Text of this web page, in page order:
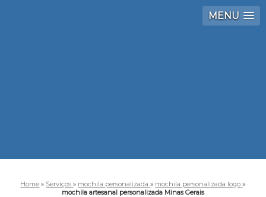
MENU
Home » Serviços» mochila personalizada» mochila personalizada logo»
mochila artesanal personalizada Minas Gerais